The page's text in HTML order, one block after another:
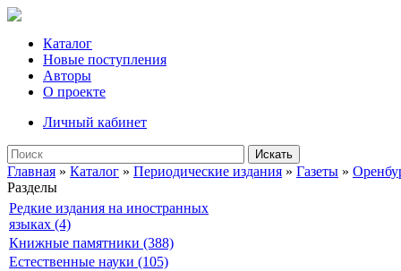
Каталог
Новые поступления
Авторы
О проекте
Личный кабинет
Искать
Главная » Каталог » Периодические издания » Газеты »
Разделы
Редкие издания на иностранных
языках (4)
Книжные памятники (388)
Естественные науки (105)